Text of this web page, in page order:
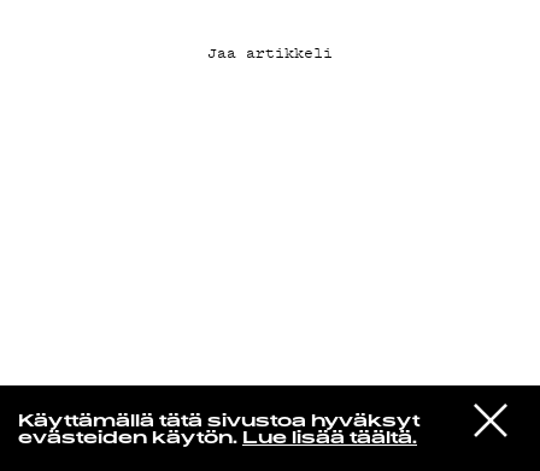
Käyttämällä tätä sivustoa hyväksyt
evästeiden käytön. Lue lisää täältä.
VIESTI
STUDIOON
Norpan maailma
Jaa artikkeli